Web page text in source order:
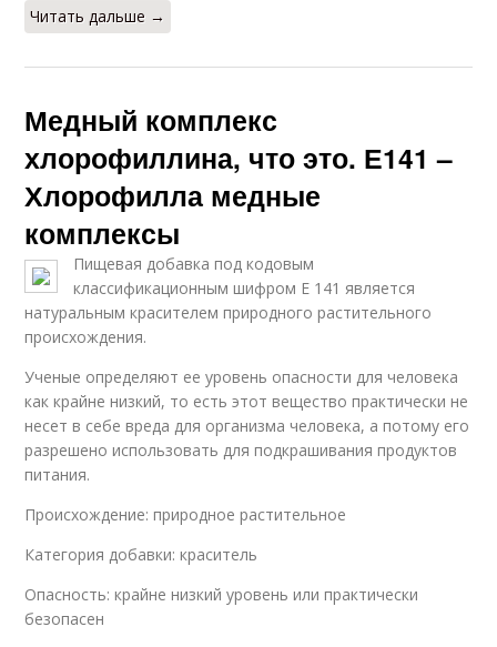
Читать дальше →
Медный комплекс
хлорофиллина, что это. Е141 –
Хлорофилла медные
комплексы
Пищевая добавка под кодовым
классификационным шифром Е 141 является
натуральным красителем природного растительного
происхождения.
Ученые определяют ее уровень опасности для человека
как крайне низкий, то есть этот вещество практически не
несет в себе вреда для организма человека, а потому его
разрешено использовать для подкрашивания продуктов
питания.
Происхождение: природное растительное
Категория добавки: краситель
Опасность: крайне низкий уровень или практически
безопасен